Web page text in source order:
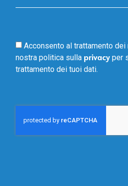
Acconsento al trattamento dei
nostra politica sulla privacy per
trattamento dei tuoi dati.